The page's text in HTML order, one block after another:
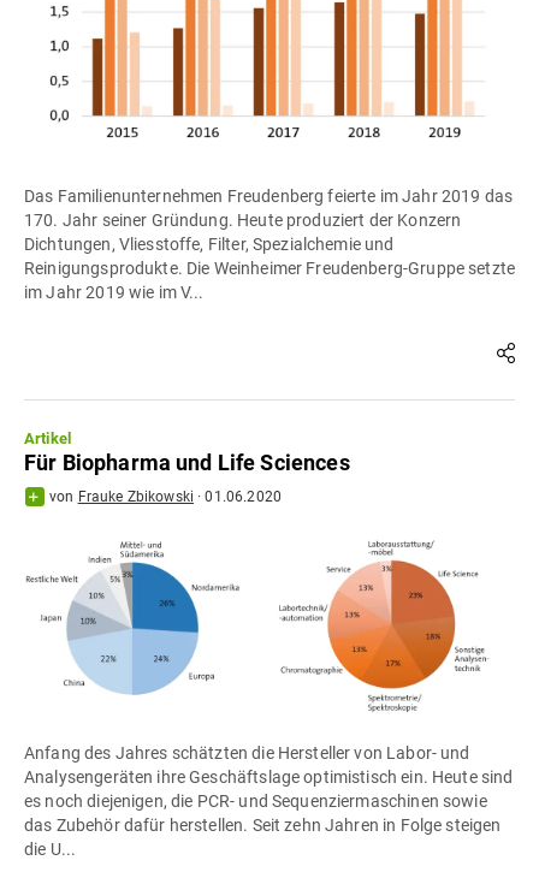
Das Familienunternehmen Freudenberg feierte im Jahr 2019 das
170. Jahr seiner Gründung. Heute produziert der Konzern
Dichtungen, Vliesstoffe, Filter, Spezialchemie und
Reinigungsprodukte. Die Weinheimer Freudenberg-Gruppe setzte
im Jahr 2019 wie im V...
Artikel
Für Biopharma und Life Sciences
von Frauke Zbikowski ·01.06.2020
Anfang des Jahres schätzten die Hersteller von Labor- und
Analysengeräten ihre Geschäftslage optimistisch ein. Heute sind
es noch diejenigen, die PCR- und Sequenziermaschinen sowie
das Zubehör dafür herstellen. Seit zehn Jahren in Folge steigen
die U...